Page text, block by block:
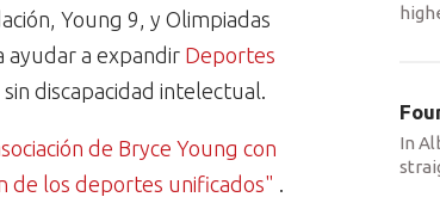
Young 9, y Olimpiadas
ayudar a expandir Deportes
discapacidad intelectual.
de Bryce Young con
de los deportes unificados" .
In